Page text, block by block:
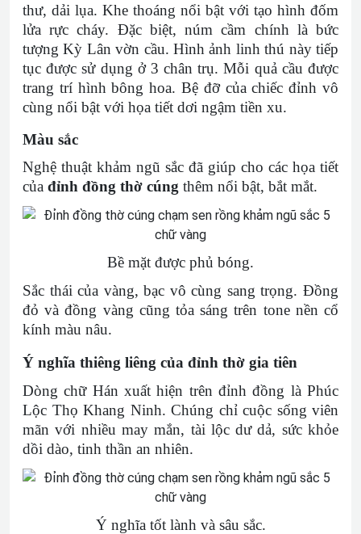
thư, dải lụa. Khe thoáng nổi bật với tạo hình đốm
lửa rực cháy. Đặc biệt, núm cầm chính là bức
tượng Kỳ Lân vờn cầu. Hình ảnh linh thú này tiếp
tục được sử dụng ở 3 chân trụ. Mỗi quả cầu được
trang trí hình bông hoa. Bệ đỡ của chiếc đỉnh vô
cùng nổi bật với họa tiết dơi ngậm tiền xu.
Màu sắc
Nghệ thuật khảm ngũ sắc đã giúp cho các họa tiết
của đỉnh đồng thờ cúng thêm nổi bật, bắt mắt.
Bề mặt được phủ bóng.
Sắc thái của vàng, bạc vô cùng sang trọng. Đồng
đỏ và đồng vàng cũng tỏa sáng trên tone nền cổ
kính màu nâu.
Ý nghĩa thiêng liêng của đỉnh thờ gia tiên
Dòng chữ Hán xuất hiện trên đỉnh đồng là Phúc
Lộc Thọ Khang Ninh. Chúng chỉ cuộc sống viên
mãn với nhiều may mắn, tài lộc dư dả, sức khỏe
dồi dào, tinh thần an nhiên.
Ý nghĩa tốt lành và sâu sắc.